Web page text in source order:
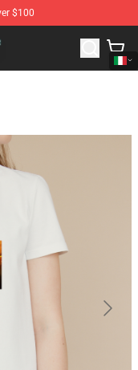
$100
Skul: The Hero